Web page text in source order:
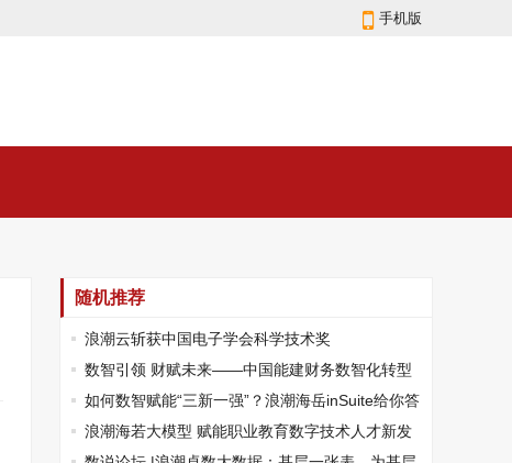
手机版
随机推荐
浪潮云斩获中国电子学会科学技术奖
数智引领 财赋未来——中国能建财务数智化转型
之路如何数智赋能“三新一强”？浪潮海岳inSuite给你答
案浪潮海若大模型 赋能职业教育数字技术人才新发